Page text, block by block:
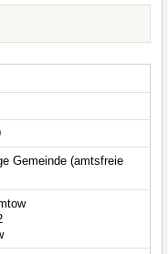
Gemeinde (amtsfreie